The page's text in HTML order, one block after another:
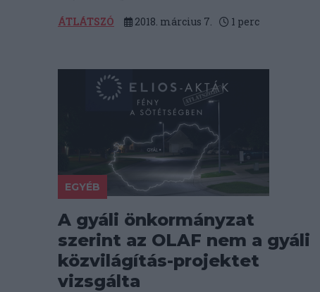
ÁTLÁTSZÓ 2018. március 7. 1 perc
EGYÉB
A gyáli önkormányzat
szerint az OLAF nem a gyáli
közvilágítás-projektet
vizsgálta